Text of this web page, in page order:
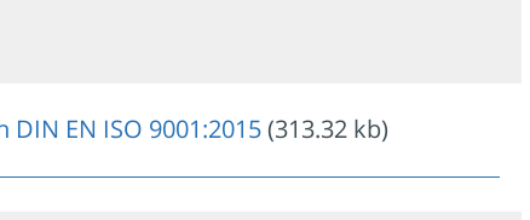
EN ISO 9001:2015(313.32 kb)